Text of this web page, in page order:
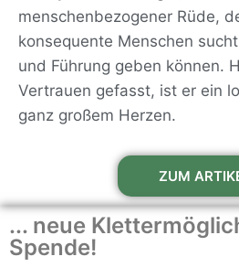
menschenbezogener Rüde,
konsequente Menschen
und Führung geben können.
Vertrauen gefasst, ist er ein
ganz großem Herzen.
ZUM
... neue
Spende!